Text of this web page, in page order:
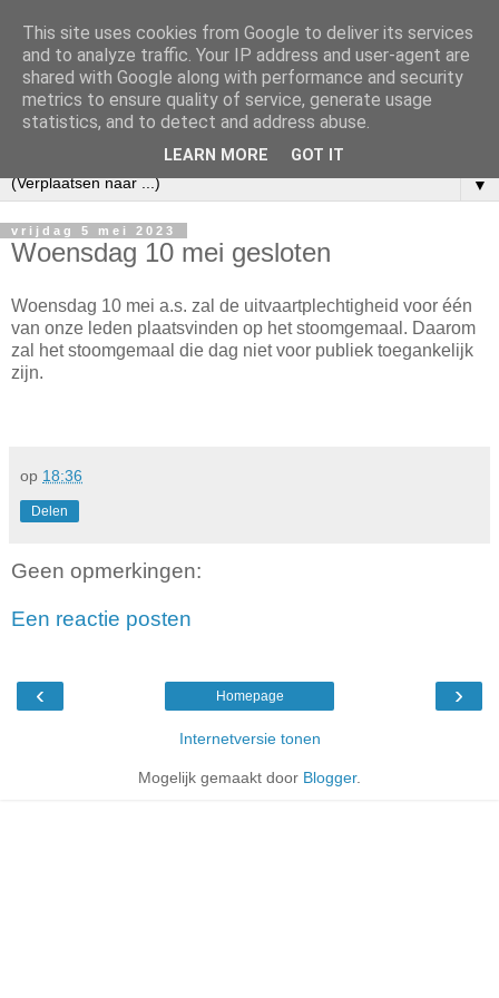
▼
vrijdag 5 mei 2023
Woensdag 10 mei gesloten
Woensdag 10 mei a.s. zal de uitvaartplechtigheid voor één
van onze leden plaatsvinden op het stoomgemaal. Daarom
zal het stoomgemaal die dag niet voor publiek toegankelijk
zijn.
op 18:36
Delen
Geen opmerkingen:
Een reactie posten
‹ ›
Homepage
Internetversie tonen
Mogelijk gemaakt door Blogger.
This site uses cookies from Google to deliver its services
and to analyze traffic. Your IP address and user-agent are
shared with Google along with performance and security
metrics to ensure quality of service, generate usage
statistics, and to detect and address abuse.
LEARN MORE GOT IT